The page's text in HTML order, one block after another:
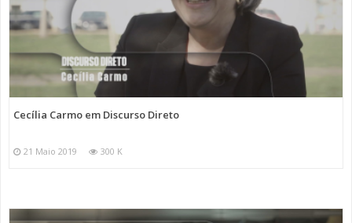
Cecília Carmo em Discurso Direto
21 Maio 2019 300 K